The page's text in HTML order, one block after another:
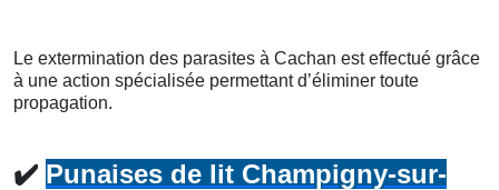
Le extermination des parasites à Cachan est effectué grâce
à une action spécialisée permettant d’éliminer toute
propagation.
✔️ Punaises de lit Champigny-sur-